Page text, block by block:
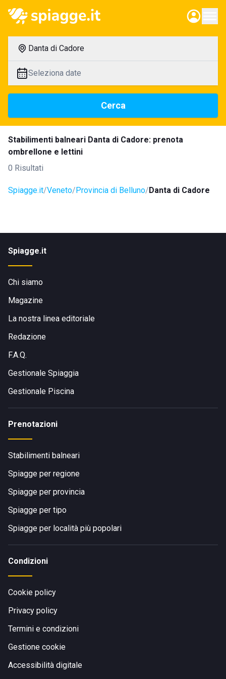
Danta di Cadore
Seleziona date
Cerca
Stabilimenti balneari Danta di Cadore: prenota
ombrellone e lettini
0 Risultati
Spiagge.it Veneto Provincia di Belluno Danta di Cadore
Spiagge.it
Chi siamo
Magazine
La nostra linea editoriale
Redazione
F.A.Q.
Gestionale Spiaggia
Gestionale Piscina
Prenotazioni
Stabilimenti balneari
Spiagge per regione
Spiagge per provincia
Spiagge per tipo
Spiagge per località più popolari
Condizioni
Cookie policy
Privacy policy
Termini e condizioni
Gestione cookie
Accessibilità digitale